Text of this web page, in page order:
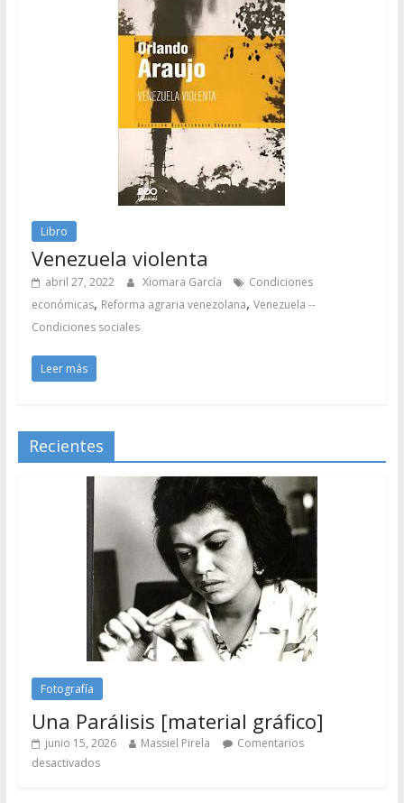
Libro
Venezuela violenta
abril 27, 2022 Xiomara García
Condiciones
económicas, Reforma agraria venezolana, Venezuela --
Condiciones sociales
Leer más
Recientes
Fotografía
Una Parálisis [material gráfico]
junio 15, 2026 Massiel Pirela
Comentarios
desactivados